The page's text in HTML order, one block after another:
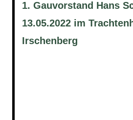
1. Gauvorstand Hans
13.05.2022 im
Irschenberg